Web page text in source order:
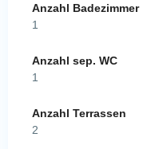
Anzahl Badezimmer
1
Anzahl sep. WC
1
Anzahl Terrassen
2